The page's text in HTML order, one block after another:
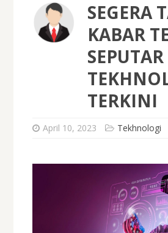
SEGERA
KABAR
SEPUTAR
TERKINI
April 10, 2023 Tekhnologi